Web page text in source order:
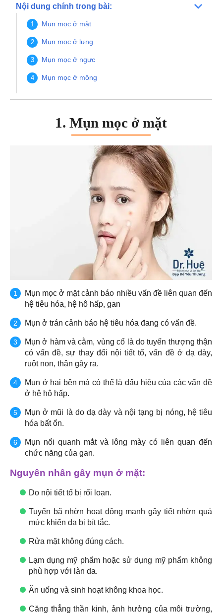
Nội dung chính trong bài:
Mụn mọc ở mặt
Mụn mọc ở lưng
Mụn mọc ở ngực
Mụn mọc ở mông
1. Mụn mọc ở mặt
Mụn mọc ở mặt cảnh báo nhiều vấn đề liên quan đến
hệ tiêu hóa, hệ hô hấp, gan
Mụn ở trán cảnh báo hệ tiêu hóa đang có vấn đề.
Mụn ở hàm và cằm, vùng cổ là do tuyến thượng thận
có vấn đề, sự thay đổi nội tiết tố, vấn đề ở dạ dày,
ruột non, thận gây ra.
Mụn ở hai bên má có thể là dấu hiệu của các vấn đề
ở hệ hô hấp.
Mụn ở mũi là do dạ dày và nội tạng bị nóng, hệ tiêu
hóa bất ổn.
Mụn nổi quanh mắt và lông mày có liên quan đến
chức năng của gan.
Nguyên nhân gây mụn ở mặt:
Do nội tiết tố bị rối loạn.
Tuyến bã nhờn hoạt động mạnh gây tiết nhờn quá
mức khiến da bị bít tắc.
Rửa mặt không đúng cách.
Lạm dụng mỹ phẩm hoặc sử dụng mỹ phẩm không
phù hợp với làn da.
Ăn uống và sinh hoạt không khoa học.
Căng thẳng thần kinh, ảnh hưởng của môi trường,